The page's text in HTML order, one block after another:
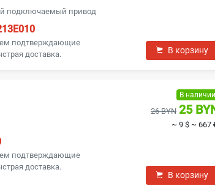
подключаемый привод
подтверждающие
доставка.
В корзину
подтверждающие
доставка.
В наличии
26 BYN 25
~ 9 $ ~ 667
В корзину